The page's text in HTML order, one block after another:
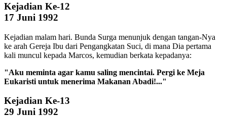
Kejadian Ke-12
17 Juni 1992
Kejadian malam hari. Bunda Surga menunjuk dengan tangan-Nya
ke arah Gereja Ibu dari Pengangkatan Suci, di mana Dia pertama
kali muncul kepada Marcos, kemudian berkata kepadanya:
"Aku meminta agar kamu saling mencintai. Pergi ke Meja
Eukaristi untuk menerima Makanan Abadi!..."
Kejadian Ke-13
29 Juni 1992